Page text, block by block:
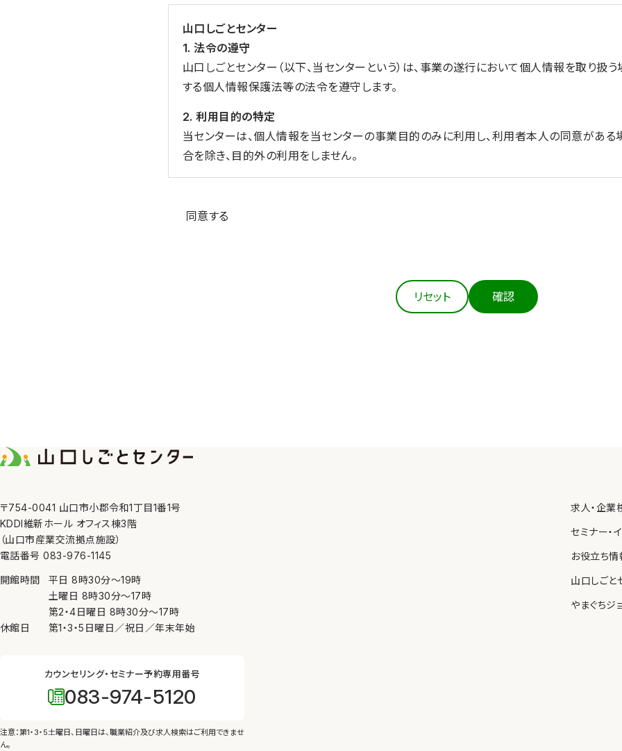
山口しごとセンター
1. 法令の遵守
山口しごとセンター（以下、当センターという）は、事業の遂行において個人情報を取り扱
する個人情報保護法等の法令を遵守します。
2. 利用目的の特定
当センターは、個人情報を当センターの事業目的のみに利用し、利用者本人の同意があ
合を除き、目的外の利用をしません。
当センターは、その取り扱う個人情報の漏えい、滅失又はき損の防止その他の個人情報の
当センターは、個人情報の保護を図るため、内部規則を制定し、職員に遵守させるとともに
当センターが管理している個人情報の取り扱いについて苦情や問い合わせがあった場合
同意する
リセット 確認
〒754-0041 山口市小郡令和1丁目1番1号
KDDI維新ホール オフィス棟3階
（山口市産業交流拠点施設）
電話番号 083-976-1145
開館時間 平日8時30分〜19時
土曜日 8時30分〜17時
第2・4日曜日 8時30分〜17時
休館日
第1・3・5日曜日／祝日／年末年始
カウンセリング・セミナー予約専用番号
083-974-5120
注意：第1・3・5土曜日、日曜日は、職業紹介及び求人検索はご利用できませ
ん。
求人・企業
セミナー・
お役立ち情
山口しごと
やまぐちジ